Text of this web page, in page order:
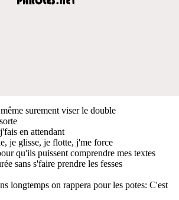
surement viser le double
en attendant
je glisse, je flotte, j'me force
qu'ils puissent comprendre mes textes
sans s'faire prendre les fesses
longtemps on rappera pour les potes: C'est